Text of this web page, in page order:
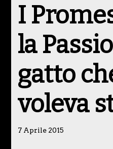
I
la
gatto
voleva
7 Aprile 2015